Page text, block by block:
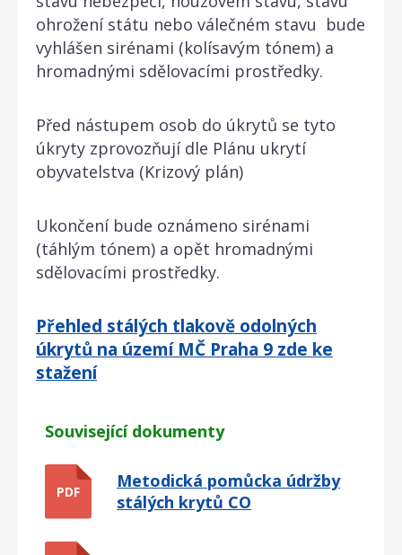
ohrožení státu nebo válečném stavu bude
vyhlášen sirénami (kolísavým tónem) a
hromadnými sdělovacími prostředky.
Před nástupem osob do úkrytů se tyto
úkryty zprovozňují dle Plánu ukrytí
obyvatelstva (Krizový plán)
Ukončení bude oznámeno sirénami
(táhlým tónem) a opět hromadnými
sdělovacími prostředky.
Přehled stálých tlakově odolných
úkrytů na území MČ Praha 9 zde ke
stažení
Související dokumenty
PDF
Metodická pomůcka údržby
stálých krytů CO